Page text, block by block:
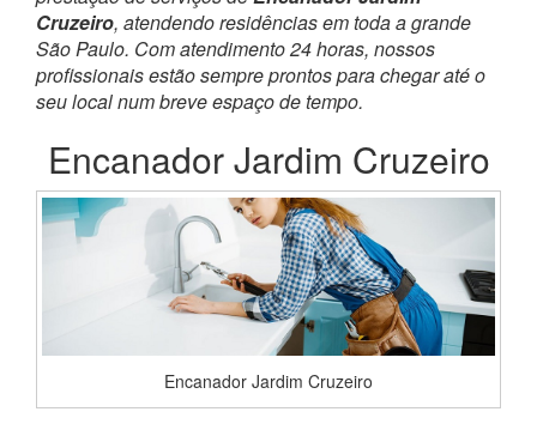
Cruzeiro, atendendo residências em toda a grande
São Paulo. Com atendimento 24 horas, nossos
profissionais estão sempre prontos para chegar até o
seu local num breve espaço de tempo.
Encanador Jardim Cruzeiro
Encanador Jardim Cruzeiro